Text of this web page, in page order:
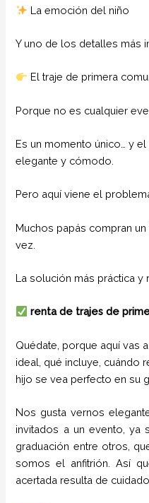
La emoción del niño
Y uno de los detalles más
El traje de primera
Porque no es cualquier
Es un momento único… y
elegante y cómodo.
Pero aquí viene el
Muchos papás compran
vez.
La solución más práctica y
renta de trajes de
Quédate, porque aquí vas
ideal, qué incluye, cuándo
hijo se vea perfecto en su
Nos gusta vernos
invitados a un evento, ya
graduación entre otros,
somos el anfitrión. Así
acertada resulta de